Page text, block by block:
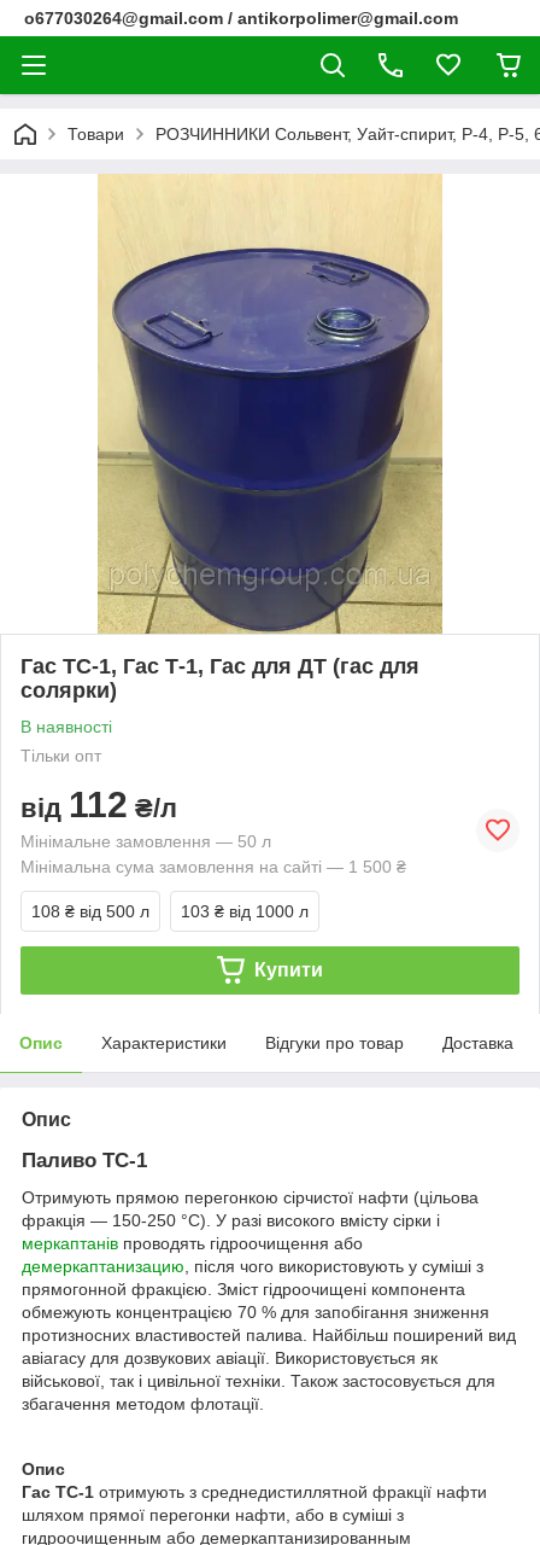
o677030264@gmail.com / antikorpolimer@gmail.com
Товари РОЗЧИННИКИ Сольвент, Уайт-спирит, Р-4, Р-5,
Гас ТС-1, Гас Т-1, Гас для ДТ (гас для
солярки)
В наявності
Тільки опт
від 112 ₴/л
Мінімальне замовлення — 50 л
Мінімальна сума замовлення на сайті — 1 500 ₴
108 ₴ від 500 л 103 ₴ від 1000 л
Купити
Опис Характеристики Відгуки про товар Доставка
Опис
Паливо ТС-1
Отримують прямою перегонкою сірчистої нафти (цільова
фракція — 150-250 °C). У разі високого вмісту сірки і
меркаптанів проводять гідроочищення або
демеркаптанизацию , після чого використовують у суміші з
прямогонной фракцією. Зміст гідроочищені компонента
обмежують концентрацією 70 % для запобігання зниження
протизносних властивостей палива. Найбільш поширений вид
авіагасу для дозвукових авіації. Використовується як
військової, так і цивільної техніки. Також застосовується для
збагачення методом флотації.
Опис
Гас ТС-1 отримують з среднедистиллятной фракції нафти
шляхом прямої перегонки нафти, або в суміші з
гидроочищенным або демеркаптанизированным